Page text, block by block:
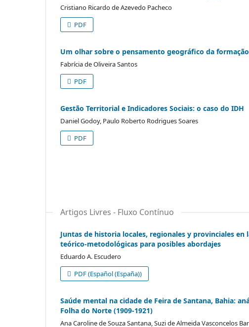
Cristiano Ricardo de Azevedo Pacheco
PDF
Um olhar sobre o pensamento geográfico da
Fabrícia de Oliveira Santos
PDF
Gestão Territorial e Indicadores Sociais: o caso do IDH
Daniel Godoy, Paulo Roberto Rodrigues Soares
PDF
Artigos Livres - Fluxo Contínuo
Juntas de historia locales, regionales y provinciales
teórico-metodológicas para posibles abordajes
Eduardo A. Escudero
PDF (Español (España))
Saúde mental na cidade de Feira de Santana, Bahia:
Folha do Norte (1909-1921)
Ana Caroline de Souza Santana, Suzi de Almeida Vasconcelos